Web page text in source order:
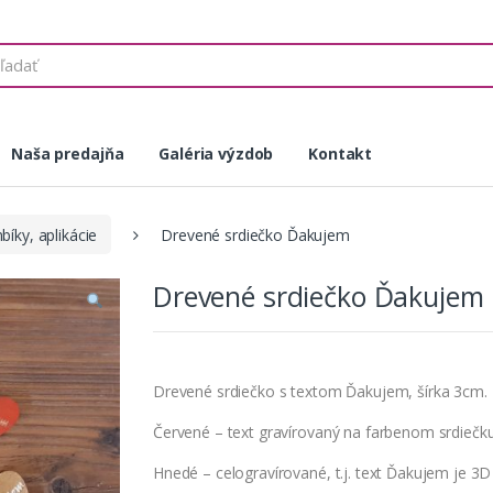
Naša predajňa Galéria výzdob Kontakt
aplikácie Drevené srdiečko Ďakujem
Drevené srdiečko Ďakujem
Drevené srdiečko s textom Ďakujem, šírka 3cm.
Červené – text gravírovaný na farbenom
Hnedé – celogravírované, t.j. text Ďakujem je 3D